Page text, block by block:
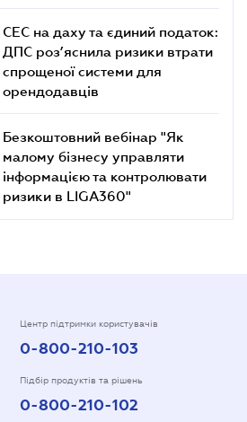
СЕС на даху та єдиний податок:
ДПС роз’яснила ризики втрати
спрощеної системи для
орендодавців
Безкоштовний вебінар "Як
малому бізнесу управляти
інформацією та контролювати
ризики в LIGA360"
Центр підтримки користувачів
0-800-210-103
Підбір продуктів та рішень
0-800-210-102